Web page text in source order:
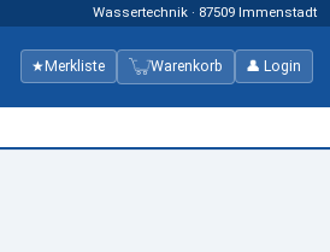
Wassertechnik · 87509 Immenstadt
★ Merkliste Warenkorb 👤 Login